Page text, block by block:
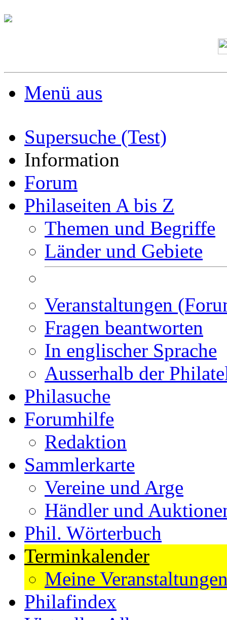
Menü aus
Supersuche (Test)
Information
Forum
Philaseiten A bis Z
Themen und Begriffe
Länder und Gebiete
Veranstaltungen
Fragen beantworten
In englischer Sprache
Ausserhalb der
Philasuche
Forumhilfe
Redaktion
Sammlerkarte
Vereine und Arge
Händler und
Phil. Wörterbuch
Terminkalender
Meine
Philafindex